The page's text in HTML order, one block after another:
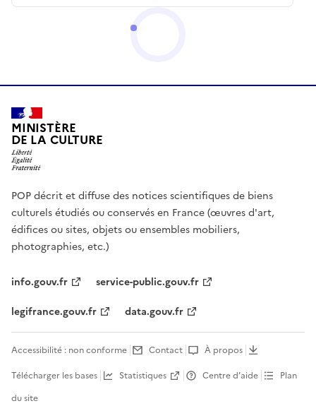
MINISTÈRE
DE LA CULTURE
POP décrit et diffuse des notices scientifiques de biens
culturels étudiés ou conservés en France (œuvres d'art,
édifices ou sites, objets ou ensembles mobiliers,
photographies, etc.)
info.gouv.fr
service-public.gouv.fr
legifrance.gouv.fr
data.gouv.fr
Accessibilité : non conforme Contact
À propos
Télécharger les bases
Statistiques Centre d’aide
Plan
du site